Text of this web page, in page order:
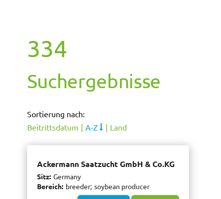
334
Suchergebnisse
Sortierung nach
Beitrittsdatum
A-Z Land
Ackermann Saatzucht GmbH & Co.KG
Sitz Germany
Bereich breeder soybean producer